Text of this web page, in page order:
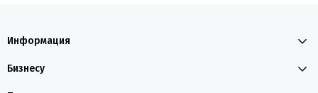
Информация
Бизнесу